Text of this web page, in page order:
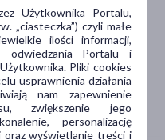
Drugi
Użytkownika Portalu,
„ciasteczka”) czyli małe
ilości informacji,
odwiedzania Portalu i
Pliki cookies
usprawnienia działania
nam zapewnienie
zwiększenie jego
personalizację
oraz wyświetlanie treści i